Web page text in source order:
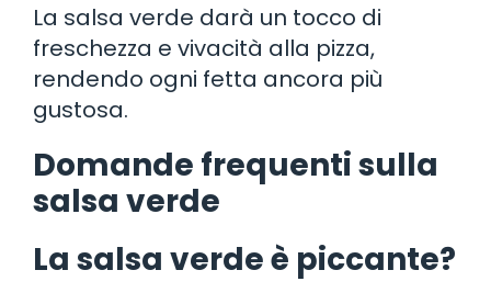
La salsa verde darà un tocco di
freschezza e vivacità alla pizza,
rendendo ogni fetta ancora più
gustosa.
Domande frequenti sulla
salsa verde
La salsa verde è piccante?